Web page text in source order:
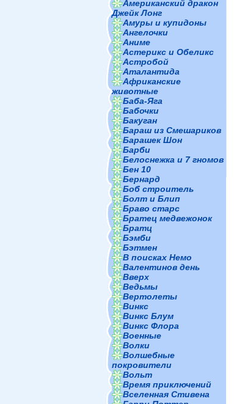
Американский дракон
Джейк Лонг
Амуры и купидоны
Ангелочки
Аниме
Астерикс и Обеликс
Астробой
Аталантида
Африканские
животные
Баба-Яга
Бабочки
Бакуган
Бараш из Смешариков
Барашек Шон
Барби
Белоснежка и 7 гномов
Бен 10
Бернард
Боб строитель
Болт и Блип
Браво старс
Братец медвежонок
Братц
Бэмби
Бэтмен
В поисках Немо
Валентинов день
Вверх
Ведьмы
Вертолеты
Винкс
Винкс Блум
Винкс Флора
Военные
Волки
Волшебные
покровители
Вольт
Время приключений
Вселенная Стивена